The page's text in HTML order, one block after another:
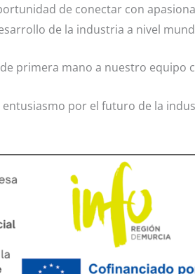
de conectar con
de la industria a nivel
primera mano a nuestro equipo
por el futuro de la